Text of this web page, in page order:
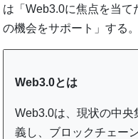
は「Web3.0に焦点を当て
の機会をサポート」する。
Web3.0とは
Web3.0は、現状の中
義し、ブロックチェー